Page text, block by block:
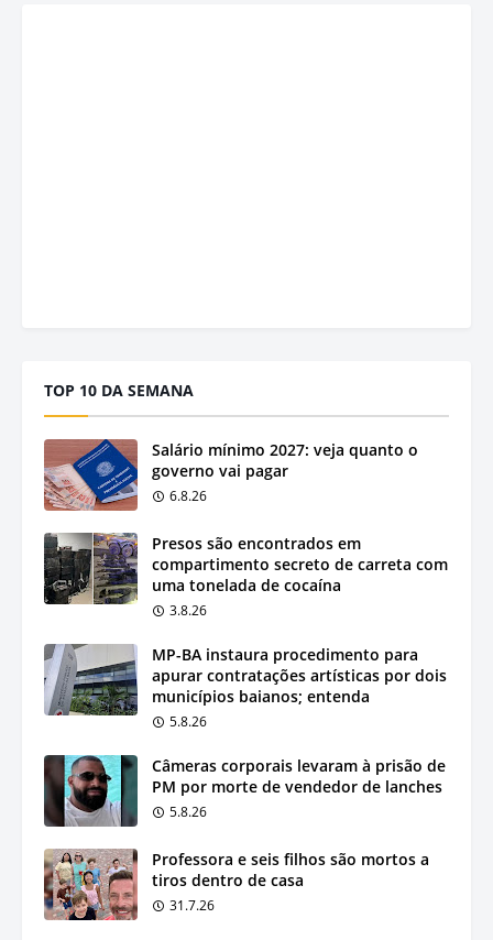
TOP 10 DA SEMANA
Salário mínimo 2027: veja quanto o
governo vai pagar
6.8.26
Presos são encontrados em
compartimento secreto de carreta com
uma tonelada de cocaína
3.8.26
MP-BA instaura procedimento para
apurar contratações artísticas por dois
municípios baianos; entenda
5.8.26
Câmeras corporais levaram à prisão de
PM por morte de vendedor de lanches
5.8.26
Professora e seis filhos são mortos a
tiros dentro de casa
31.7.26